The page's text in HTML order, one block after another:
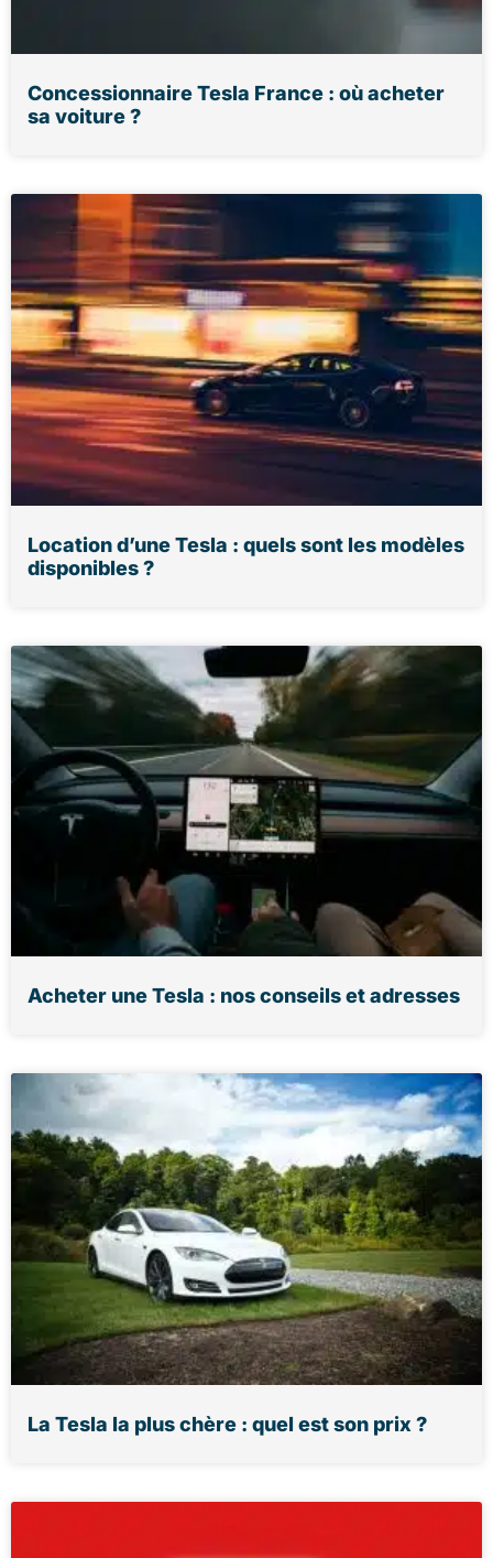
Concessionnaire Tesla France : où acheter
sa voiture ?
Location d’une Tesla : quels sont les modèles
disponibles ?
Acheter une Tesla : nos conseils et adresses
La Tesla la plus chère : quel est son prix ?